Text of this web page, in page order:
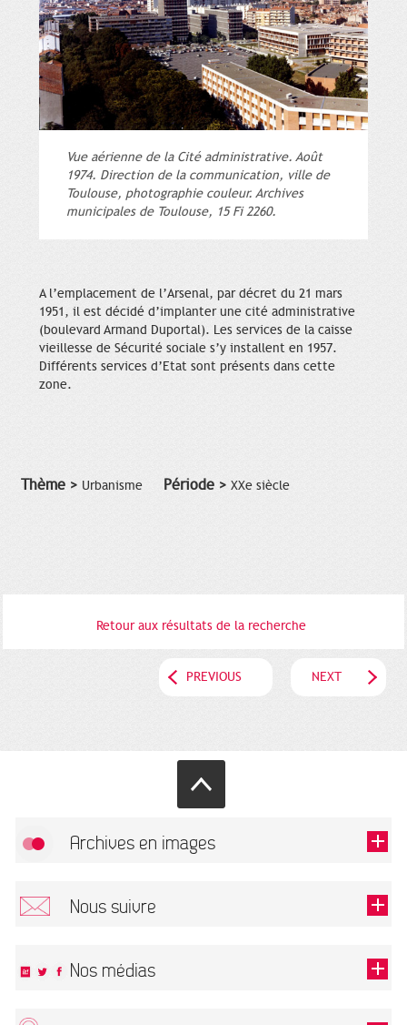
Vue aérienne de la Cité administrative. Août
1974. Direction de la communication, ville de
Toulouse, photographie couleur. Archives
municipales de Toulouse, 15 Fi 2260.
A l’emplacement de l’Arsenal, par décret du 21 mars
1951, il est décidé d’implanter une cité administrative
(boulevard Armand Duportal). Les services de la caisse
vieillesse de Sécurité sociale s’y installent en 1957.
Différents services d’Etat sont présents dans cette
zone.
Thème > Urbanisme Période > XXe siècle
Retour aux résultats de la recherche
PREVIOUS NEXT
Archives en images
Nous suivre
Nos médias